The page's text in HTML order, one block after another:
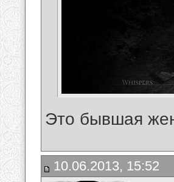
Это бывшая
10.06.2013, 15:52